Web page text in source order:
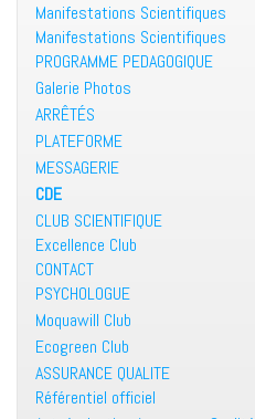
Manifestations Scientifiques
Manifestations Scientifiques
PROGRAMME PEDAGOGIQUE
Galerie Photos
ARRÊTÉS
PLATEFORME
MESSAGERIE
CDE
CLUB SCIENTIFIQUE
Excellence Club
CONTACT
PSYCHOLOGUE
Moquawill Club
Ecogreen Club
ASSURANCE QUALITE
Référentiel officiel